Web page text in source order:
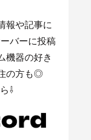
報や記事に
バーに投稿
機器の好き
の方も◎
⇩